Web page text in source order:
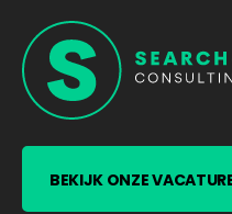
BEKIJK ONZE